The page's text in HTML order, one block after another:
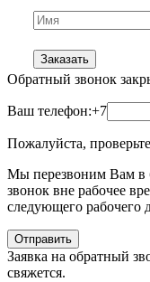
Заказать
Обратный звонок
Ваш телефон:+7
Пожалуйста,
Мы перезвоним Вам в
звонок вне рабочее
следующего рабочего
Отправить
Заявка на обратный
свяжется.